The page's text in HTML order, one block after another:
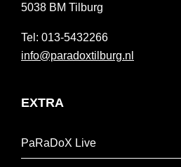
5038 BM Tilburg
013-5432266
info@paradoxtilburg.nl
EXTRA
PaRaDoX Live